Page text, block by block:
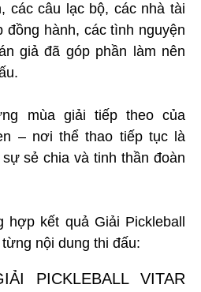
các câu lạc bộ, các nhà tài
đồng hành, các tình nguyện
giả đã góp phần làm nên
mùa giải tiếp theo của
– nơi thể thao tiếp tục là
sẻ chia và tinh thần đoàn
kết quả Giải Pickleball
nội dung thi đấu:
PICKLEBALL VITAR